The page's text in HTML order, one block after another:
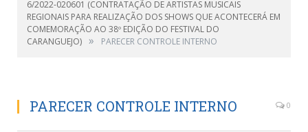
6/2022-020601 (CONTRATAÇÃO DE ARTISTAS MUSICAIS
REGIONAIS PARA REALIZAÇÃO DOS SHOWS QUE ACONTECERÁ EM
COMEMORAÇÃO AO 38º EDIÇÃO DO FESTIVAL DO
CARANGUEJO) » PARECER CONTROLE INTERNO
PARECER CONTROLE INTERNO 0